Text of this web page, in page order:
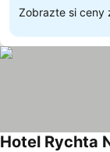
Zobrazte si ceny
Hotel Rychta